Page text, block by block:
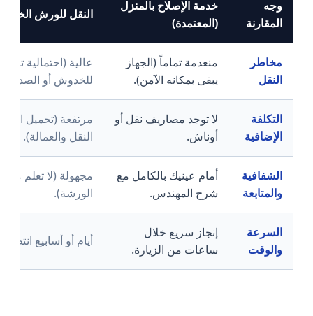
وجه
المقارنة
خدمة الإصلاح بالمنزل
(المعتمدة)
النقل للورش
مخاطر
النقل
منعدمة تماماً (الجهاز
يبقى بمكانه الآمن).
عالية (احتمالية
للخدوش أو
التكلفة
الإضافية
لا توجد مصاريف نقل أو
أوناش.
مرتفعة (تحميل
النقل والعمالة).
الشفافية
والمتابعة
أمام عينيك بالكامل مع
شرح المهندس.
مجهولة (لا تعلم
الورشة).
السرعة
والوقت
إنجاز سريع خلال
ساعات من الزيارة.
أيام أو أسابيع انتظار.